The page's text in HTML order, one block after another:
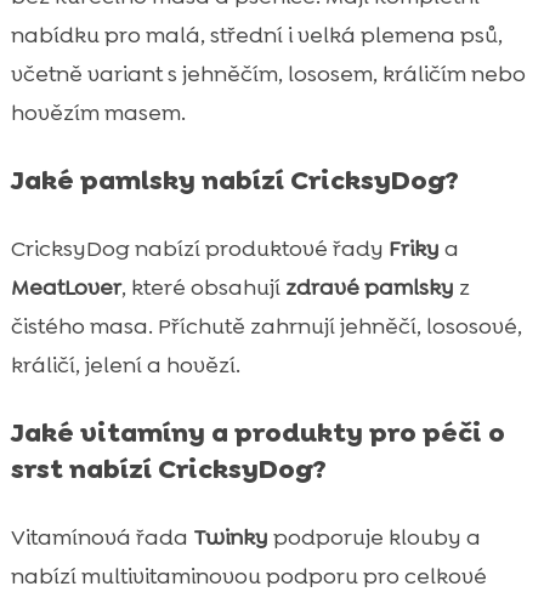
nabídku pro malá, střední i velká plemena psů,
včetně variant s jehněčím, lososem, králičím nebo
hovězím masem.
Jaké pamlsky nabízí CricksyDog?
CricksyDog nabízí produktové řady Friky a
MeatLover, které obsahují zdravé pamlsky z
čistého masa. Příchutě zahrnují jehněčí, lososové,
králičí, jelení a hovězí.
Jaké vitamíny a produkty pro péči o
srst nabízí CricksyDog?
Vitamínová řada Twinky podporuje klouby a
nabízí multivitaminovou podporu pro celkové